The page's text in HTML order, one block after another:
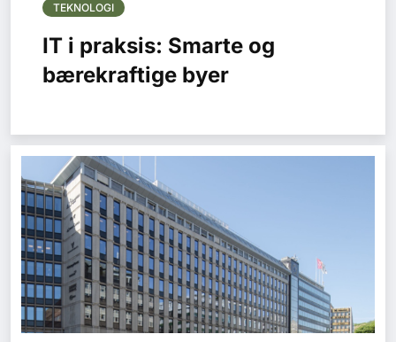
TEKNOLOGI
IT i praksis: Smarte og
bærekraftige byer